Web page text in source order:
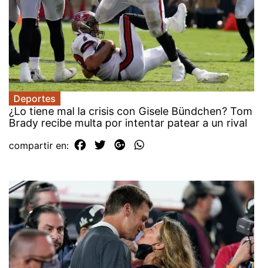
Deportes
¿Lo tiene mal la crisis con Gisele Bündchen? Tom
Brady recibe multa por intentar patear a un rival
compartir en: